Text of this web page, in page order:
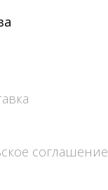
соглашение